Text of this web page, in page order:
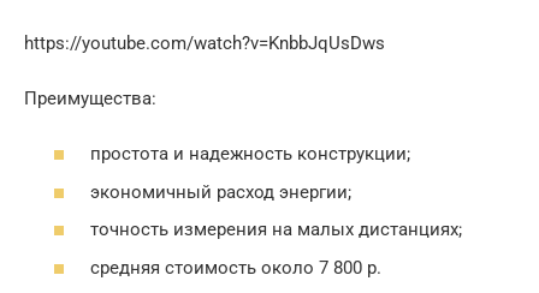
https://youtube.com/watch?v=KnbbJqUsDws
Преимущества:
простота и надежность конструкции;
экономичный расход энергии;
точность измерения на малых дистанциях;
средняя стоимость около 7 800 р.